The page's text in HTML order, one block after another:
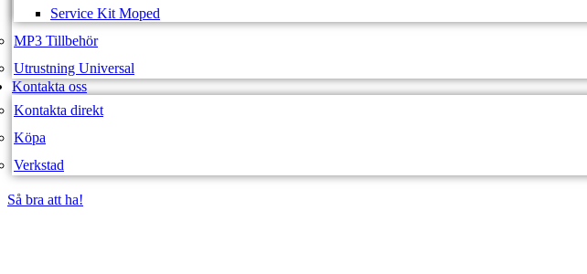
Service Kit Moped
MP3 Tillbehör
Utrustning Universal
Kontakta oss
Kontakta direkt
Köpa
Verkstad
Så bra att ha!